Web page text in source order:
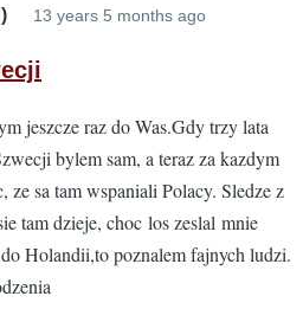
13 years 5 months ago
jeszcze raz do Was.Gdy trzy lata
bylem sam, a teraz za kazdym
ze sa tam wspaniali Polacy. Sledze z
tam dzieje, choc los zeslal mnie
Holandii,to poznalem fajnych ludzi.